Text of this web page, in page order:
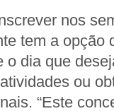
nos
tem a opção
o dia que
ou
“Este